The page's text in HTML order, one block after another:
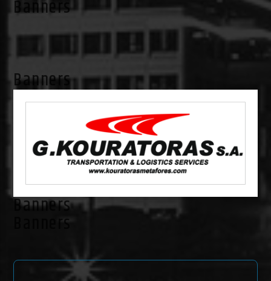
Banners
Banners
Banners
Banners